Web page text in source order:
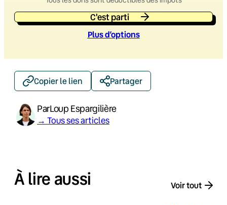
C'est parti
Plus d’options
Copier le lien Partager
ParLoup Espargilière
→ Tous ses articles
À lire aussi Voir tout